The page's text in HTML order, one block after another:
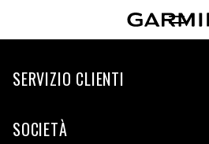
SERVIZIO CLIENTI
SOCIETÀ